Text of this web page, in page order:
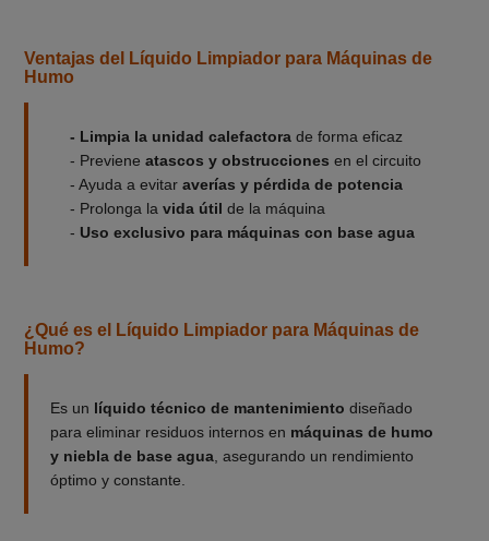
Ventajas del Líquido Limpiador para Máquinas de
Humo
- Limpia la unidad calefactorade forma eficaz
- Previene atascos y obstrucciones en el circuito
- Ayuda a evitar averías y pérdida de potencia
- Prolonga la vida útil de la máquina
- Uso exclusivo para máquinas con base agua
¿Qué es el Líquido Limpiador para Máquinas de
Humo?
Es un líquido técnico de mantenimiento diseñado
para eliminar residuos internos en máquinas de humo
y niebla de base agua, asegurando un rendimiento
óptimo y constante.